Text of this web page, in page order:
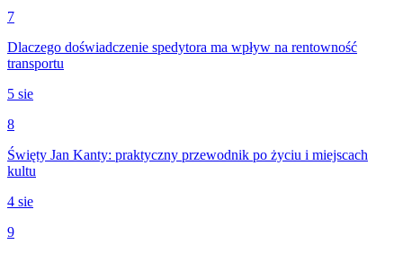
7
Dlaczego doświadczenie spedytora ma wpływ na rentowność
transportu
5 sie
8
Święty Jan Kanty: praktyczny przewodnik po życiu i miejscach
kultu
4 sie
9